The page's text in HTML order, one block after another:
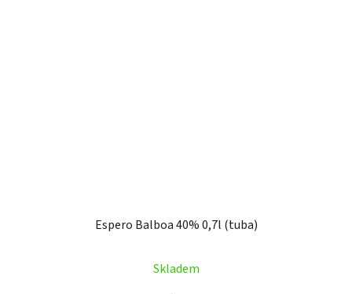
Espero Balboa 40% 0,7l (tuba)
Skladem